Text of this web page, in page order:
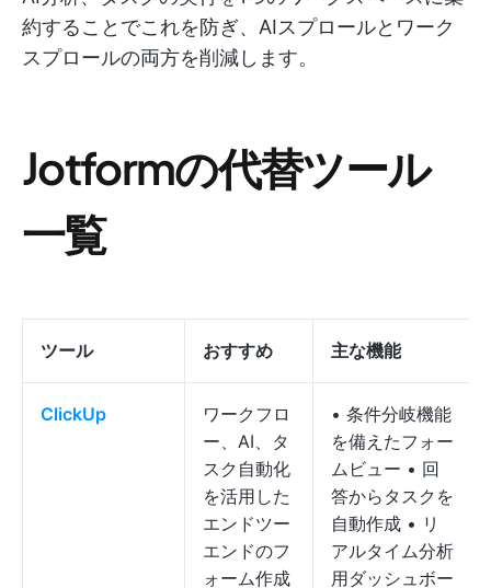
約することでこれを防ぎ、AIスプロールとワーク
スプロールの両方を削減します。
Jotformの代替ツール
一覧
ツール おすすめ 主な機能
ClickUp
ワークフロ
ー、AI、タ
スク自動化
を活用した
エンドツー
エンドのフ
ォーム作成
• 条件分岐機能
を備えたフォー
ムビュー • 回
答からタスクを
自動作成 • リ
アルタイム分析
用ダッシュボー